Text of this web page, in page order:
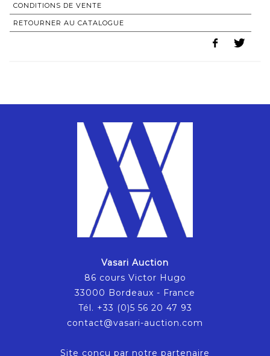
CONDITIONS DE VENTE
RETOURNER AU CATALOGUE
Vasari Auction
86 cours Victor Hugo
33000 Bordeaux - France
Tél. +33 (0)5 56 20 47 93
contact@vasari-auction.com
Site conçu par notre partenaire